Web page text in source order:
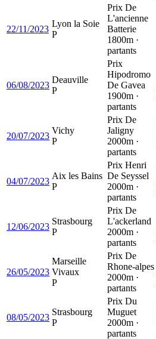
22/11/2023
Lyon la Soie
P
Prix De
L'ancienne
Batterie
1800m ·
partants
06/08/2023
Deauville
P
Prix
Hipodromo
De Gavea
1900m ·
partants
20/07/2023
Vichy
P
Prix De
Jaligny
2000m ·
partants
04/07/2023
Aix les Bains
P
Prix Henri
De Seyssel
2000m ·
partants
12/06/2023
Strasbourg
P
Prix De
L'ackerland
2000m ·
partants
26/05/2023
Marseille
Vivaux
P
Prix De
Rhone-alpes
2000m ·
partants
08/05/2023
Strasbourg
P
Prix Du
Muguet
2000m ·
partants